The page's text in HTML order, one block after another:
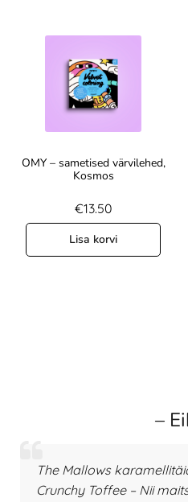
OMY – sametised värvilehed,
Kosmos
€13.50
Lisa korvi
–
The Mallows
Crunchy Toffee – Nii